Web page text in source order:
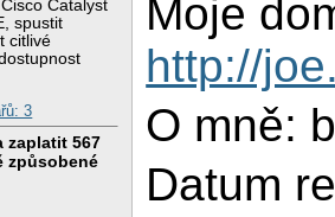
Catalyst
spustit
citlivé
3
zaplatit 567
způsobené
Moje
http://
O mně:
Datum